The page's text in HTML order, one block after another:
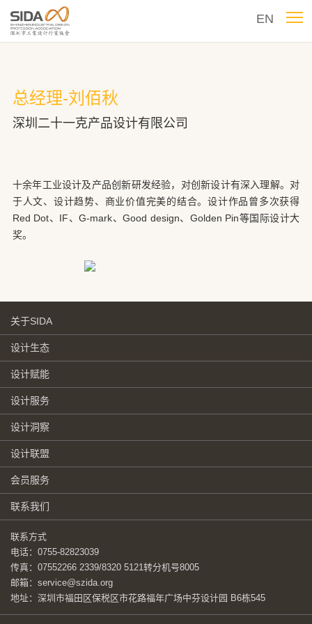
EN
总经理-刘佰秋
深圳二十一克产品设计有限公司
十余年工业设计及产品创新研发经验，对创新设计有深入理解。对
于人文、设计趋势、商业价值完美的结合。设计作品曾多次获得
Red Dot、IF、G-mark、Good design、Golden Pin等国际设计大
奖。
关于SIDA
设计生态
设计赋能
设计服务
设计洞察
设计联盟
会员服务
联系我们
联系方式
电话：0755-82823039
传真：07552266 2339/8320 5121转分机号8005
邮箱：service@szida.org
地址：深圳市福田区保税区市花路福年广场中芬设计园 B6栋545